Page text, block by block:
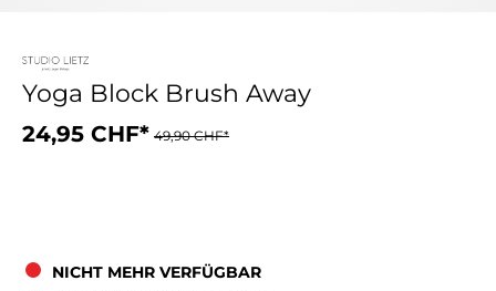
Yoga Block Brush Away
24,95 CHF* 49,90 CHF*
NICHT MEHR VERFÜGBAR